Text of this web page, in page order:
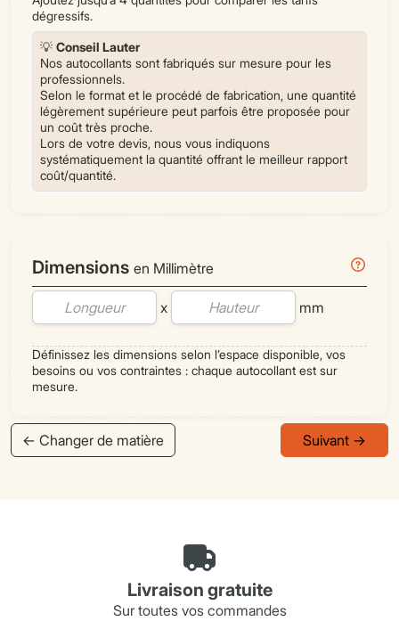
dégressifs.
💡 Conseil Lauter
Nos autocollants sont fabriqués sur mesure pour les
professionnels.
Selon le format et le procédé de fabrication, une quantité
légèrement supérieure peut parfois être proposée pour
un coût très proche.
Lors de votre devis, nous vous indiquons
systématiquement la quantité offrant le meilleur rapport
coût/quantité.
Dimensions en Millimètre
x mm
Définissez les dimensions selon l’espace disponible, vos
besoins ou vos contraintes : chaque autocollant est sur
mesure.
← Changer de matière Suivant →
Livraison gratuite
Sur toutes vos commandes